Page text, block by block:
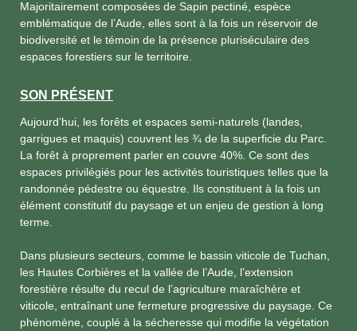
Majoritairement composées de Sapin pectiné, espèce
emblématique de l’Aude, elles sont à la fois un réservoir de
biodiversité et le témoin de la présence pluriséculaire des
espaces forestiers sur le territoire.
SON PRÉSENT
Aujourd’hui, les forêts et espaces semi-naturels (landes,
garrigues et maquis) couvrent les ¾ de la superficie du Parc.
La forêt à proprement parler en couvre 40%. Ce sont des
espaces privilégiés pour les activités touristiques telles que la
randonnée pédestre ou équestre. Ils constituent à la fois un
élément constitutif du paysage et un enjeu de gestion à long
terme.
Dans plusieurs secteurs, comme le bassin viticole de Tuchan,
les Hautes Corbières et la vallée de l’Aude, l’extension
forestière résulte du recul de l’agriculture maraîchère et
viticole, entraînant une fermeture progressive du paysage. Ce
phénomène, couplé à la sécheresse qui modifie la végétation